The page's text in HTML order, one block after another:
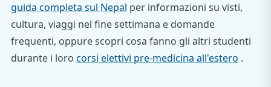
guida completa sul Nepal per informazioni su visti,
cultura, viaggi nel fine settimana e domande
frequenti, oppure scopri cosa fanno gli altri studenti
durante i loro corsi elettivi pre-medicina all'estero .